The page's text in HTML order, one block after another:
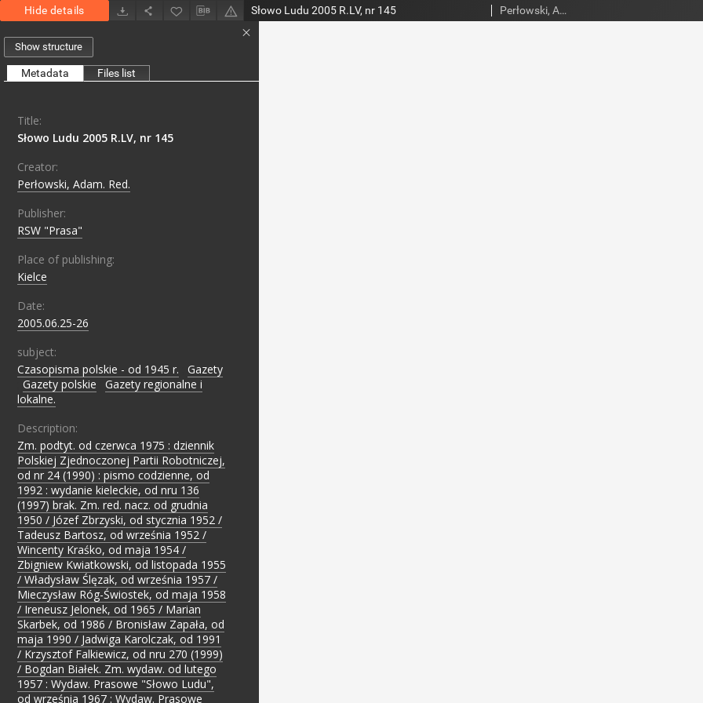
Hide details Słowo Ludu 2005 R.LV, nr 145 Perłowski, Adam. Red.
Show structure
Metadata Files list
Title:
Słowo Ludu 2005 R.LV, nr 145
Creator:
Perłowski, Adam. Red.
Publisher:
RSW "Prasa"
Place of publishing:
Kielce
Date:
2005.06.25-26
subject:
Czasopisma polskie - od 1945 r.
Gazety
Gazety polskie
Gazety regionalne i
lokalne.
Description:
Zm. podtyt. od czerwca 1975 : dziennik
Polskiej Zjednoczonej Partii Robotniczej,
od nr 24 (1990) : pismo codzienne, od
1992 : wydanie kieleckie, od nru 136
(1997) brak. Zm. red. nacz. od grudnia
1950 / Józef Zbrzyski, od stycznia 1952 /
Tadeusz Bartosz, od września 1952 /
Wincenty Kraśko, od maja 1954 /
Zbigniew Kwiatkowski, od listopada 1955
/ Władysław Ślęzak, od września 1957 /
Mieczysław Róg-Świostek, od maja 1958
/ Ireneusz Jelonek, od 1965 / Marian
Skarbek, od 1986 / Bronisław Zapała, od
maja 1990 / Jadwiga Karolczak, od 1991
/ Krzysztof Falkiewicz, od nru 270 (1999)
/ Bogdan Białek. Zm. wydaw. od lutego
1957 : Wydaw. Prasowe "Słowo Ludu",
od września 1967 : Wydaw. Prasowe